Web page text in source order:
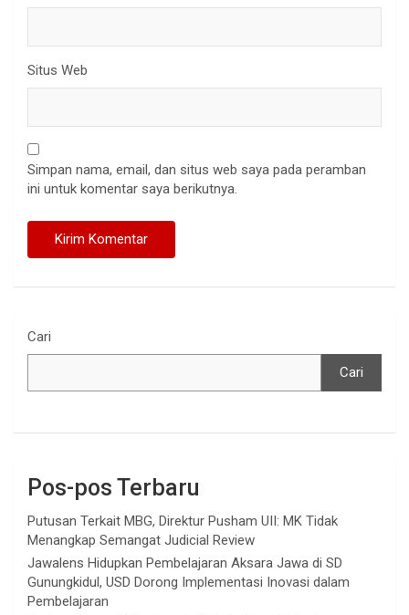
Situs Web
Simpan nama, email, dan situs web saya pada peramban
ini untuk komentar saya berikutnya.
Cari
Cari
Pos-pos Terbaru
Putusan Terkait MBG, Direktur Pusham UII: MK Tidak
Menangkap Semangat Judicial Review
Jawalens Hidupkan Pembelajaran Aksara Jawa di SD
Gunungkidul, USD Dorong Implementasi Inovasi dalam
Pembelajaran